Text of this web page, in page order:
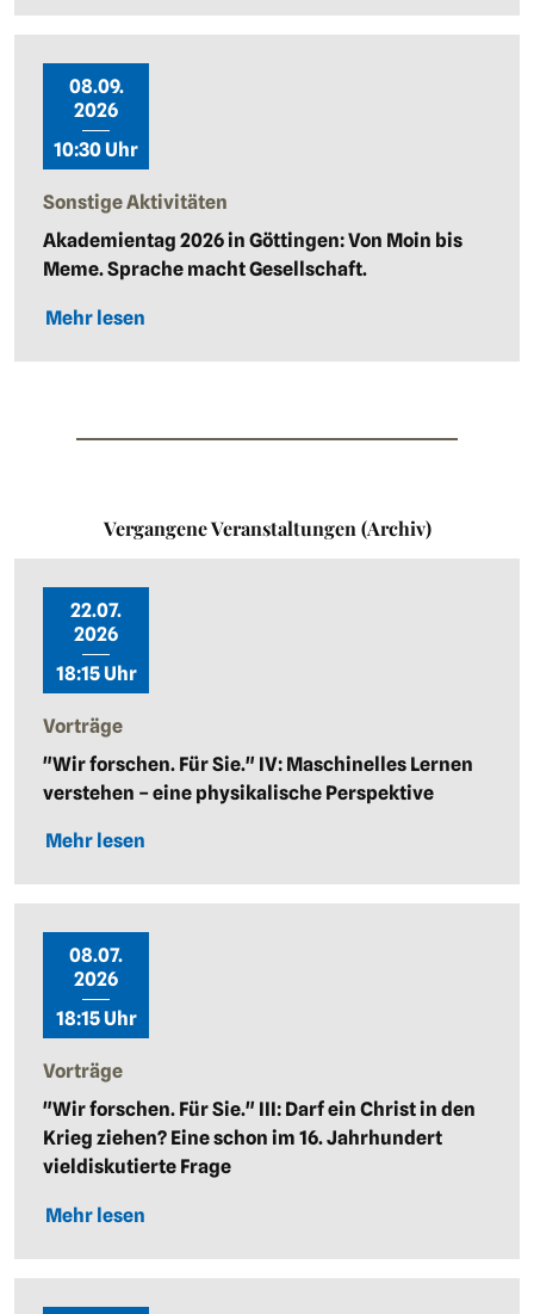
08.09.
2026
10:30 Uhr
Sonstige Aktivitäten
Akademientag 2026 in Göttingen: Von Moin bis
Meme. Sprache macht Gesellschaft.
Mehr lesen
Vergangene Veranstaltungen (Archiv)
22.07.
2026
18:15 Uhr
Vorträge
"Wir forschen. Für Sie." IV: Maschinelles Lernen
verstehen – eine physikalische Perspektive
Mehr lesen
08.07.
2026
18:15 Uhr
Vorträge
"Wir forschen. Für Sie." III: Darf ein Christ in den
Krieg ziehen? Eine schon im 16. Jahrhundert
vieldiskutierte Frage
Mehr lesen